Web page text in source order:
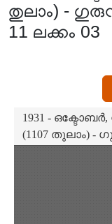
തുലാം) -
11 ലക്കം 03